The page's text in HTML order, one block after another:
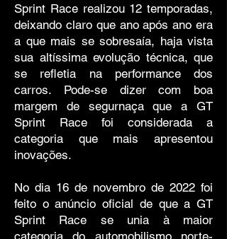
Sprint Race realizou 12 temporadas,
deixando claro que ano após ano era
a que mais se sobresaía, haja vista
sua altíssima evolução técnica, que
se refletia na performance dos
carros. Pode-se dizer com boa
margem de segurnaça que a GT
Sprint Race foi considerada a
categoria que mais apresentou
inovações.
No dia 16 de novembro de 2022 foi
feito o anúncio oficial de que a GT
Sprint Race se unia à maior
categoria do automobilismo norte-